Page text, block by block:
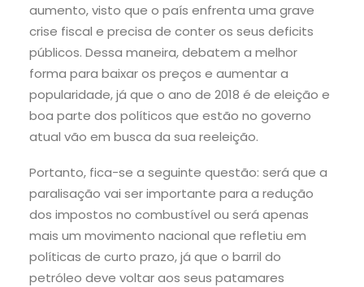
aumento, visto que o país enfrenta uma grave
crise fiscal e precisa de conter os seus deficits
públicos. Dessa maneira, debatem a melhor
forma para baixar os preços e aumentar a
popularidade, já que o ano de 2018 é de eleição e
boa parte dos políticos que estão no governo
atual vão em busca da sua reeleição.
Portanto, fica-se a seguinte questão: será que a
paralisação vai ser importante para a redução
dos impostos no combustível ou será apenas
mais um movimento nacional que refletiu em
políticas de curto prazo, já que o barril do
petróleo deve voltar aos seus patamares